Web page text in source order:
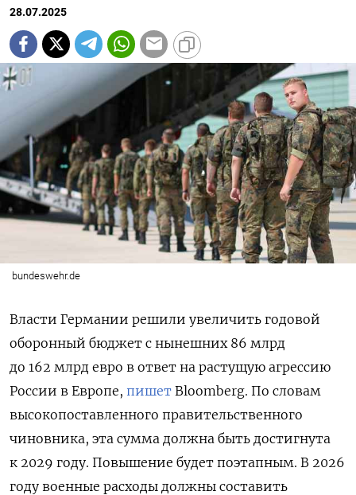
28.07.2025
bundeswehr.de
Власти Германии решили увеличить годовой
оборонный бюджет с нынешних 86 млрд
до 162 млрд евро в ответ на растущую агрессию
России в Европе, пишет Bloomberg. По словам
высокопоставленного правительственного
чиновника, эта сумма должна быть достигнута
к 2029 году. Повышение будет поэтапным. В 2026
году военные расходы должны составить